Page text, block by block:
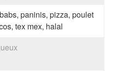
paninis, pizza, poulet
tex mex, halal